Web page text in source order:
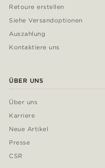
Retoure erstellen
Siehe Versandoptionen
Auszahlung
Kontaktiere uns
ÜBER UNS
Über uns
Karriere
Neue Artikel
Presse
CSR